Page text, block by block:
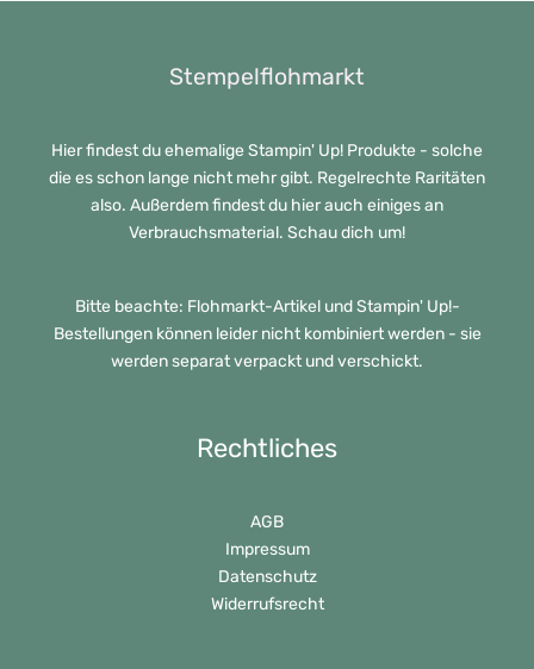
Stempelflohmarkt
Hier findest du ehemalige Stampin' Up! Produkte - solche
die es schon lange nicht mehr gibt. Regelrechte Raritäten
also. Außerdem findest du hier auch einiges an
Verbrauchsmaterial. Schau dich um!
Bitte beachte: Flohmarkt-Artikel und Stampin' Up!-
Bestellungen können leider nicht kombiniert werden - sie
werden separat verpackt und verschickt.
Rechtliches
AGB
Impressum
Datenschutz
Widerrufsrecht